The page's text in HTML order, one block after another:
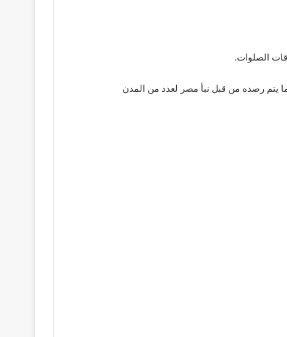
في 79 مدينة على مستوى الجمهورية وهو ما يتم رصده من قبل نبأ مصر لعدد من المدن